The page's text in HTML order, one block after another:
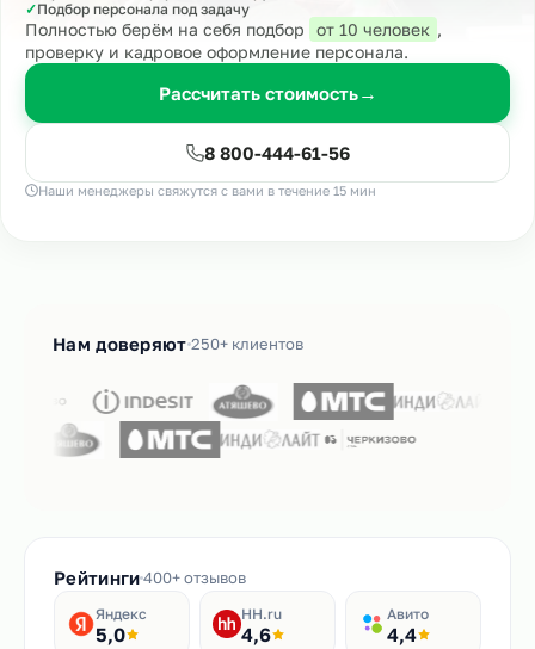
✓Подбор персонала под задачу
Полностью берём на себя подбор от 10 человек ,
проверку и кадровое оформление персонала.
Рассчитать стоимость→
8 800-444-61-56
Наши менеджеры свяжутся с вами в течение 15 мин
Нам доверяют 250+ клиентов
Рейтинги400+ отзывов
Яндекс
5,0
HH.ru
4,6
Авито
4,4